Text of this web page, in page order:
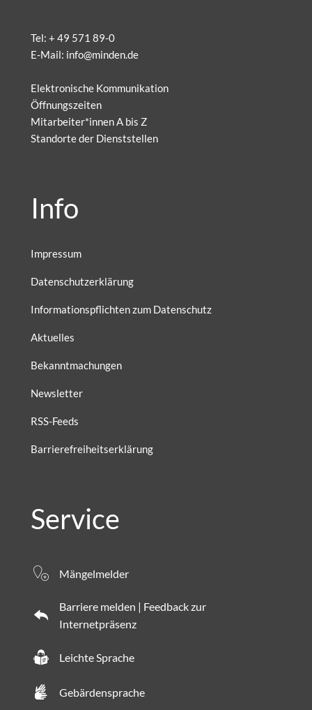
Tel: + 49 571 89-0
E-Mail: info@minden.de
Elektronische Kommunikation
Öffnungszeiten
Mitarbeiter*innen A bis Z
Standorte der Dienststellen
Info
Impressum
Datenschutzerklärung
Informationspflichten zum Datenschutz
Aktuelles
Bekanntmachungen
Newsletter
RSS-Feeds
Barrierefreiheitserklärung
Service
Mängelmelder
Barriere melden | Feedback zur
Internetpräsenz
Leichte Sprache
Gebärdensprache